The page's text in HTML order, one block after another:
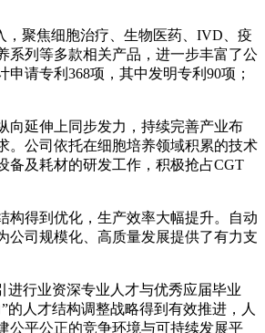
，聚焦细胞治疗、生物医药、IVD、疫
系列等多款相关产品，进一步丰富了公
请专利368项，其中发明专利90项；
向延伸上同步发力，持续完善产业布
。公司依托在细胞培养领域积累的技术
备及耗材的研发工作，积极抢占CGT
构得到优化，生产效率大幅提升。自动
公司规模化、高质量发展提供了有力支
进行业资深专业人才与优秀应届毕业
人才结构调整战略得到有效推进，人
公平公正的竞争环境与可持续发展平